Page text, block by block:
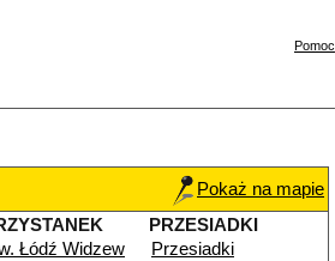
Pomoc
Pokaż na mapie
PRZESIADKI
Łódź Widzew
Przesiadki